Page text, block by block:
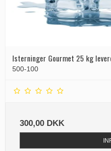
Isterninger Gourmet 25 kg
500-100
300,00 DKK